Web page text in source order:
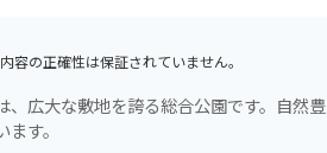
容の正確性は保証されていません。
広大な敷地を誇る総合公園です。自然
す。